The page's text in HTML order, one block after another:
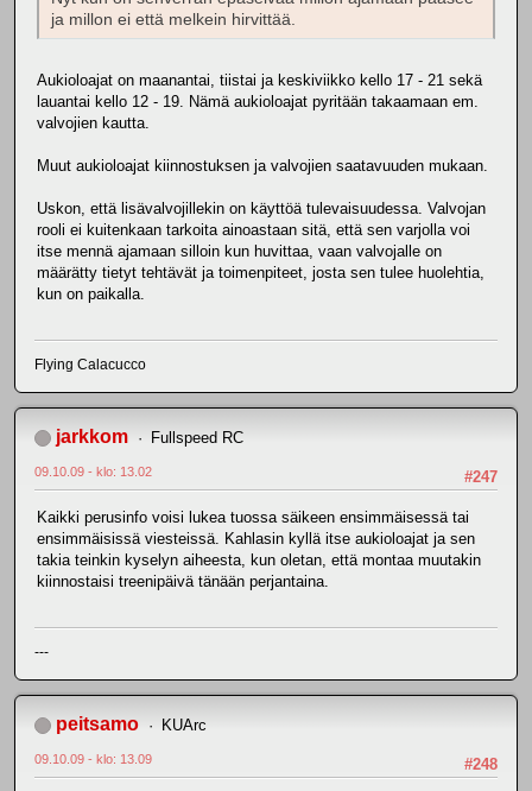
ja millon ei että melkein hirvittää.
Aukioloajat on maanantai, tiistai ja keskiviikko kello 17 - 21 sekä
lauantai kello 12 - 19. Nämä aukioloajat pyritään takaamaan em.
valvojien kautta.
Muut aukioloajat kiinnostuksen ja valvojien saatavuuden mukaan.
Uskon, että lisävalvojillekin on käyttöä tulevaisuudessa. Valvojan
rooli ei kuitenkaan tarkoita ainoastaan sitä, että sen varjolla voi
itse mennä ajamaan silloin kun huvittaa, vaan valvojalle on
määrätty tietyt tehtävät ja toimenpiteet, josta sen tulee huolehtia,
kun on paikalla.
Flying Calacucco
jarkkom Fullspeed RC
#247
09.10.09 - klo: 13.02
Kaikki perusinfo voisi lukea tuossa säikeen ensimmäisessä tai
ensimmäisissä viesteissä. Kahlasin kyllä itse aukioloajat ja sen
takia teinkin kyselyn aiheesta, kun oletan, että montaa muutakin
kiinnostaisi treenipäivä tänään perjantaina.
---
peitsamo KUArc
#248
09.10.09 - klo: 13.09